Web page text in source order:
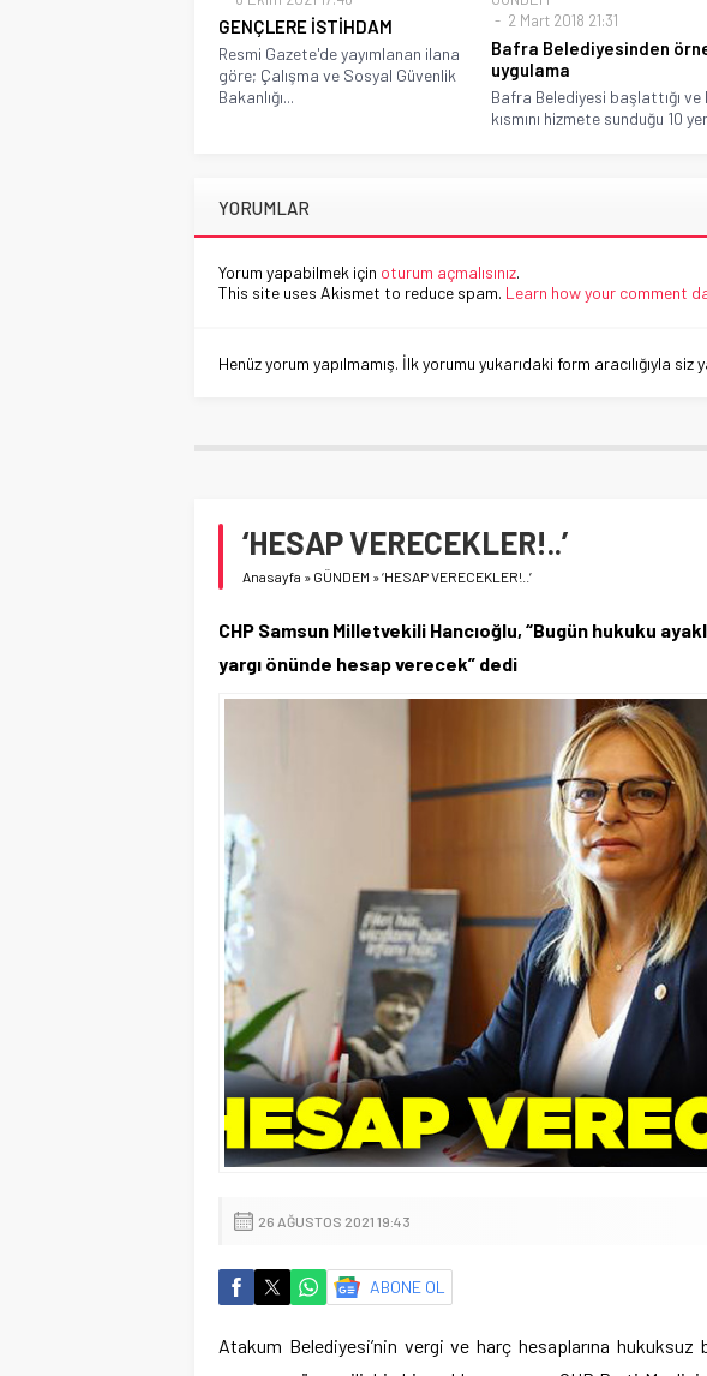
GENÇLERE İSTİHDAM
Resmi Gazete'de yayımlanan ilana
göre; Çalışma ve Sosyal Güvenlik
Bakanlığı...
2 Mart 2018 21:31
Bafra Belediyesinden
uygulama
Bafra Belediyesi başlattığı ve
kısmını hizmete sunduğu 10
YORUMLAR
Yorum yapabilmek için oturum açmalısınız.
This site uses Akismet to reduce spam. Learn how your comment
Henüz yorum yapılmamış. İlk yorumu yukarıdaki form aracılığıyla siz
‘HESAP VERECEKLER!..’
Anasayfa » GÜNDEM »‘HESAP VERECEKLER!..’
CHP Samsun Milletvekili Hancıoğlu, “Bugün hukuku
yargı önünde hesap verecek” dedi
26 AĞUSTOS 2021 19:43
ABONE OL
Atakum Belediyesi’nin vergi ve harç hesaplarına hukuksuz